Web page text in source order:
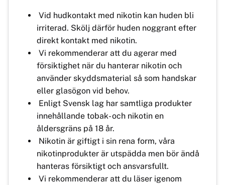
Vid hudkontakt med nikotin kan huden bli
irriterad. Skölj därför huden noggrant efter
direkt kontakt med nikotin.
Vi rekommenderar att du agerar med
försiktighet när du hanterar nikotin och
använder skyddsmaterial så som handskar
eller glasögon vid behov.
Enligt Svensk lag har samtliga produkter
innehållande tobak- och nikotin en
åldersgräns på 18 år.
Nikotin är giftigt i sin rena form, våra
nikotinprodukter är utspädda men bör ändå
hanteras försiktigt och ansvarsfullt.
Vi rekommenderar att du läser igenom